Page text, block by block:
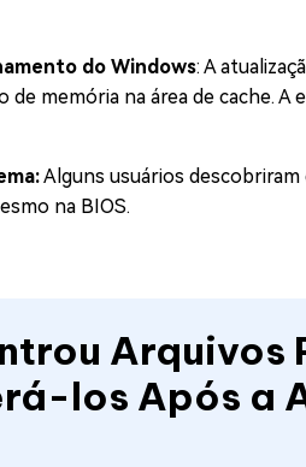
do Windows: A
memória na área de cache.
Alguns usuários descobriram
na BIOS.
Arquivos
los Após a